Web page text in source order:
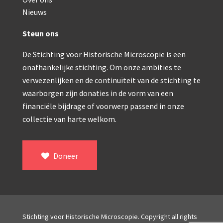
Watson & Sons, No. 1 ‘Van Heurck’ (ca. 1900)
Reichert (ca. 1925)
Winkel, statief BTC (1955-1957)
ROW, schoolmicroscoop (1955-1965)
Troughton & Simms, McArthur type (1959-
Bleeker, statief R (ca. 1965)
Nieuws
Steun ons
De Stichting voor Historische Microscopie is een
onafhankelijke stichting. Om onze ambities te
verwezenlijken en de continuïteit van de stichting te
waarborgen zijn donaties in de vorm van een
financiële bijdrage of voorwerp passend in onze
collectie van harte welkom.
Doneer
Stichting voor Historische Microscopie. Copyright all rights